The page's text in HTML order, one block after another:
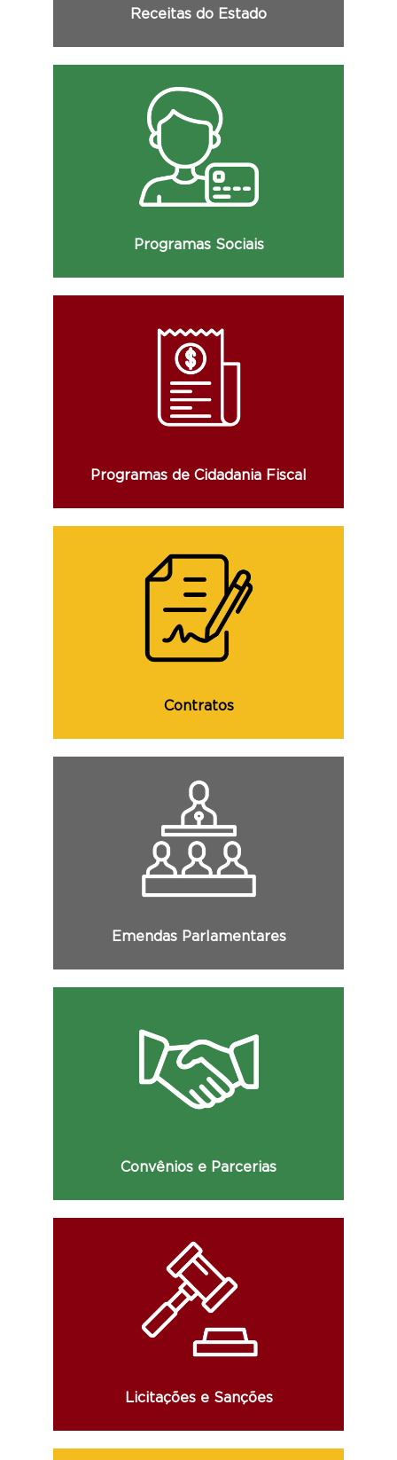
Receitas do Estado
Programas Sociais
Consulte a relação dos beneficiários dos
programas sociais, com detalhes dos
valores recebidos e demais informações.
Programas de Cidadania Fiscal
Consulte os valores distribuídos pelo
Devolve ICMS, pelos sorteios da Nota
Fiscal Gaúcha e pela inciativa Receita
Certa.
Contratos
Consulte a relação dos contratos
celebrados, com o seu respectivo resumo,
valor, objeto e vigência, bem como os
aditivos deles decorrentes.
Emendas Parlamentares
Consulte as emendas parlamentares, com
informações sobre a autoria, o valor
previsto e realizado, objeto e demais
Convênios e Parcerias
Consulte os dados da celebração de
convênios, parcerias, acordos e demais
informações.
Licitações e Sanções
Consulte informações sobre licitações,
atas de registro de preço e o Cadastro de
Fornecedores Impedidos de Licitar
(CFIL/RS).